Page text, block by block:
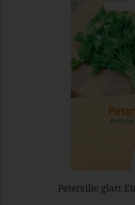
Petersilie glatt